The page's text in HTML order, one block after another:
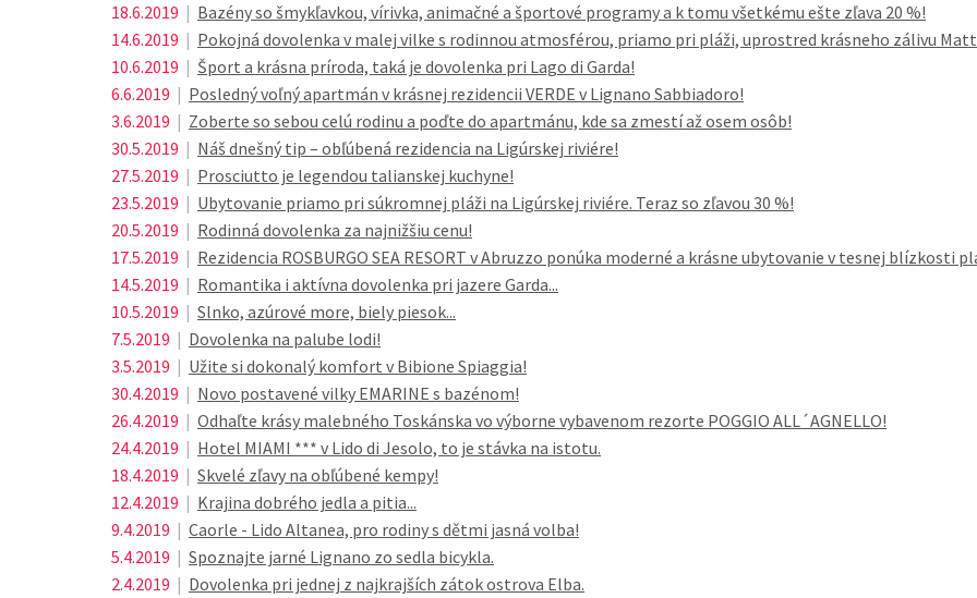
18.6.2019 | Bazény so šmykľavkou, vírivka, animačné a športové programy a k tomu všetkému ešte zľava 20 %!
14.6.2019 | Pokojná dovolenka v malej vilke s rodinnou atmosférou, priamo pri pláži, uprostred krásneho zálivu
10.6.2019 | Šport a krásna príroda, taká je dovolenka pri Lago di Garda!
6.6.2019 | Posledný voľný apartmán v krásnej rezidencii VERDE v Lignano Sabbiadoro!
3.6.2019 | Zoberte so sebou celú rodinu a poďte do apartmánu, kde sa zmestí až osem osôb!
30.5.2019 | Náš dnešný tip – obľúbená rezidencia na Ligúrskej riviére!
27.5.2019 | Prosciutto je legendou talianskej kuchyne!
23.5.2019 | Ubytovanie priamo pri súkromnej pláži na Ligúrskej riviére. Teraz so zľavou 30 %!
20.5.2019 | Rodinná dovolenka za najnižšiu cenu!
17.5.2019 | Rezidencia ROSBURGO SEA RESORT v Abruzzo ponúka moderné a krásne ubytovanie v tesnej blízkosti
14.5.2019 | Romantika i aktívna dovolenka pri jazere Garda...
10.5.2019 | Slnko, azúrové more, biely piesok...
7.5.2019 | Dovolenka na palube lodi!
3.5.2019 | Užite si dokonalý komfort v Bibione Spiaggia!
30.4.2019 | Novo postavené vilky EMARINE s bazénom!
26.4.2019 | Odhaľte krásy malebného Toskánska vo výborne vybavenom rezorte POGGIO ALL´AGNELLO!
24.4.2019 | Hotel MIAMI *** v Lido di Jesolo, to je stávka na istotu.
18.4.2019 | Skvelé zľavy na obľúbené kempy!
12.4.2019 | Krajina dobrého jedla a pitia...
9.4.2019 | Caorle - Lido Altanea, pro rodiny s dětmi jasná volba!
5.4.2019 | Spoznajte jarné Lignano zo sedla bicykla.
2.4.2019 | Dovolenka pri jednej z najkrajších zátok ostrova Elba.